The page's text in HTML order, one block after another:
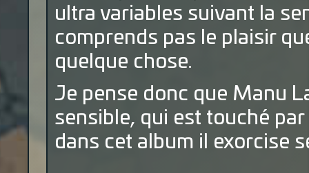
ultra variables suivant la
comprends pas le plaisir
quelque chose.
Je pense donc que Manu
sensible, qui est touché
dans cet album il exorcise